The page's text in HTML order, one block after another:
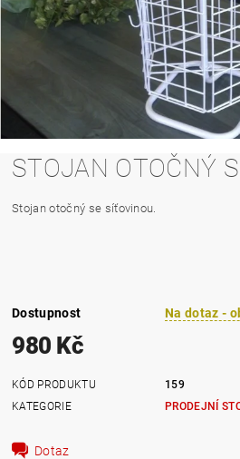
STOJAN OTOČNÝ
Stojan otočný se síťovinou.
Dostupnost Na dotaz -
980 Kč
KÓD PRODUKTU
159
KATEGORIE
PRODEJNÍ
Dotaz